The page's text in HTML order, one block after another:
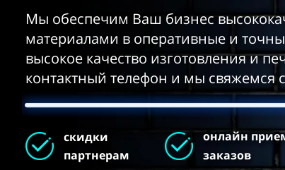
Мы обеспечим Ваш бизнес
материалами в оперативные и
высокое качество изготовления и
контактный телефон и мы свяжемся
скидки
партнерам
онлайн
заказов